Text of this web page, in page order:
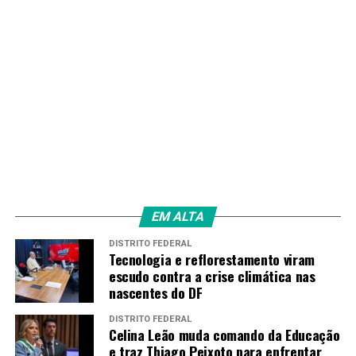
EM ALTA
DISTRITO FEDERAL
Tecnologia e reflorestamento viram
escudo contra a crise climática nas
nascentes do DF
DISTRITO FEDERAL
Celina Leão muda comando da Educação
e traz Thiago Peixoto para enfrentar